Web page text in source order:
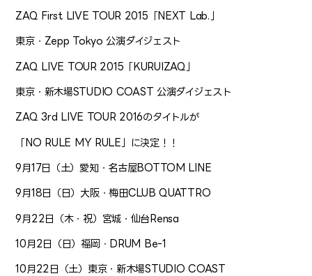
ZAQ First LIVE TOUR 2015「NEXT Lab.」
東京・Zepp Tokyo 公演ダイジェスト
ZAQ LIVE TOUR 2015「KURUIZAQ」
東京・新木場STUDIO COAST 公演ダイジェスト
ZAQ 3rd LIVE TOUR 2016のタイトルが
「NO RULE MY RULE」に決定！！
9月17日（土）愛知・名古屋BOTTOM LINE
9月18日（日）大阪・梅田CLUB QUATTRO
9月22日（木・祝）宮城・仙台Rensa
10月2日（日）福岡・DRUM Be-1
10月22日（土）東京・新木場STUDIO COAST